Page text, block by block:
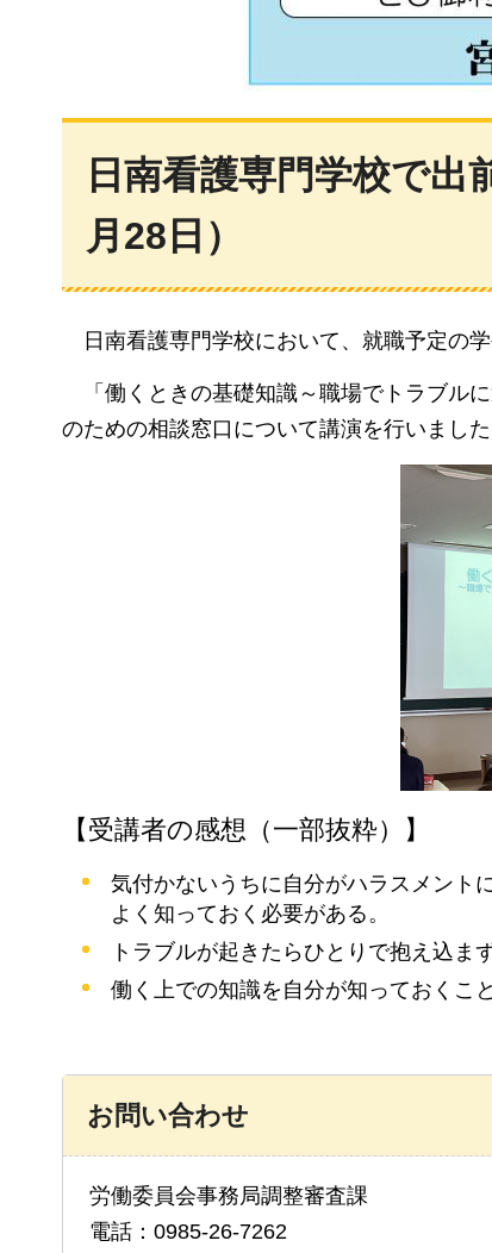
日南看護専門学校で
月28日）
日南看護専門学校において、就職予定の
「働くときの基礎知識～職場でトラブル
のための相談窓口について講演を行いました
【受講者の感想（一部抜粋）】
気付かないうちに自分がハラスメント
よく知っておく必要がある。
トラブルが起きたらひとりで抱え込ま
働く上での知識を自分が知っておくこ
お問い合わせ
労働委員会事務局調整審査課
電話：0985-26-7262